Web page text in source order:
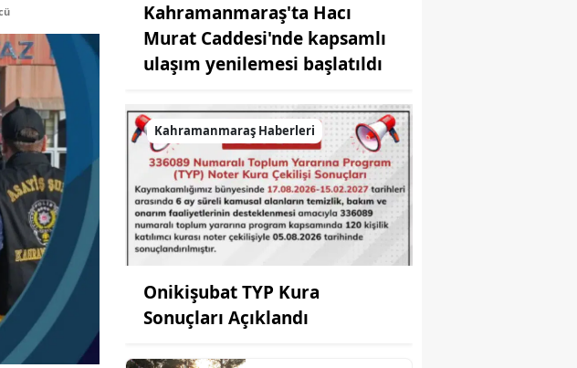
Kahramanmaraş'ta Hacı
Murat Caddesi'nde kapsamlı
ulaşım yenilemesi başlatıldı
Kahramanmaraş Haberleri
Onikişubat TYP Kura
Sonuçları Açıklandı